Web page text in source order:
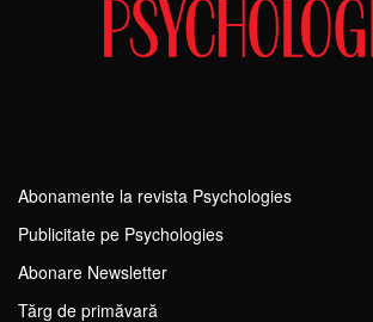
Abonamente la revista Psychologies
Publicitate pe Psychologies
Abonare Newsletter
Tărg de primăvară